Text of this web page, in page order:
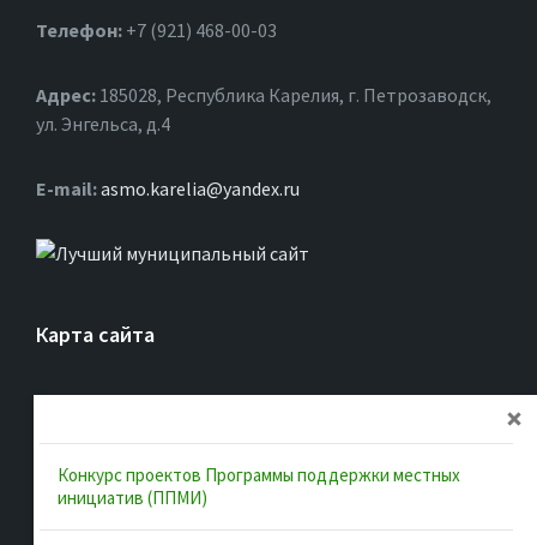
Телефон: +7 (921) 468-00-03
Адрес: 185028, Республика Карелия, г. Петрозаводск,
ул. Энгельса, д.4
Е-mail:asmo.karelia@yandex.ru
Карта сайта
Об ассоциации
Документы
Муниципальные образования
Конкурс проектов Программы поддержки местных
инициатив (ППМИ)